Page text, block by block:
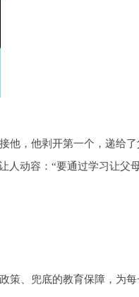
，他剥开第一个，递给了
人动容：“要通过学习让父
策、兜底的教育保障，为